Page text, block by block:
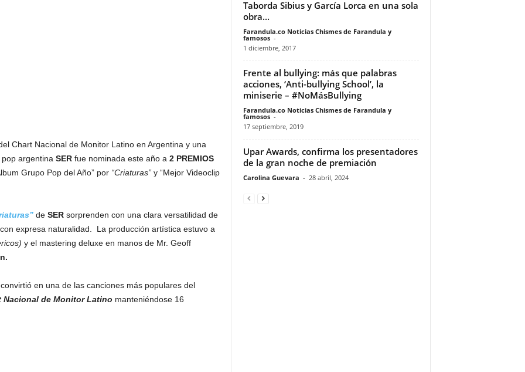
Chart Nacional de Monitor Latino en Argentina y una
argentina SER fue nominada este año a 2 PREMIOS
Grupo Pop del Año” por “Criaturas”y “Mejor Videoclip
de SER sorprenden con una clara versatilidad de
expresa naturalidad. La producción artística estuvo a
y el mastering deluxe en manos de Mr. Geoff
en una de las canciones más populares del
Nacional de Monitor Latino manteniéndose 16
Taborda Sibius y García Lorca en una sola
obra...
Farandula.co Noticias Chismes de Farandula y
famosos -
1 diciembre, 2017
Frente al bullying: más que palabras
acciones, ‘Anti-bullying School’, la
miniserie – #NoMásBullying
Farandula.co Noticias Chismes de Farandula y
famosos -
17 septiembre, 2019
Upar Awards, confirma los presentadores
de la gran noche de premiación
Carolina Guevara - 28 abril, 2024